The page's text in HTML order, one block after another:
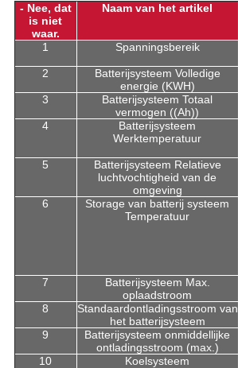
- Nee, dat
is niet
waar.
Naam van het artikel
1 Spanningsbereik
2
Batterijsysteem Volledige
energie (KWH)
3
Batterijsysteem Totaal
vermogen ((Ah))
4
Batterijsysteem
Werktemperatuur
5
Batterijsysteem Relatieve
luchtvochtigheid van de
omgeving
6
Storage van batterij systeem
Temperatuur
7
Batterijsysteem Max.
oplaadstroom
8
Standaardontladingsstroom van
het batterijsysteem
9
Batterijsysteem onmiddellijke
ontladingsstroom (max.)
10 Koelsysteem